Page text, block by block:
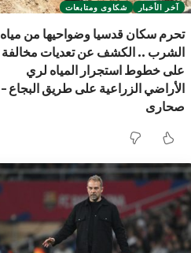
آخر الأخبار شكاوى ومتابعات
تحرم سكان قدسيا وضواحيها من مياه
الشرب .. الكشف عن تعديات مخالفة
على خطوط استجرار المياه لري
الأراضي الزراعية على طريق البجاع –
صحارى